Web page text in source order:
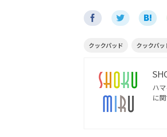
クックパッド クックパ
ハ
に